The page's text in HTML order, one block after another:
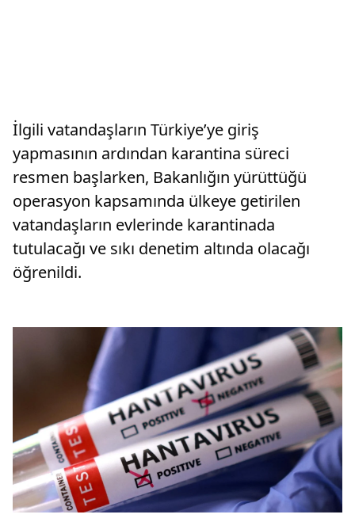
İlgili vatandaşların Türkiye’ye giriş
yapmasının ardından karantina süreci
resmen başlarken, Bakanlığın yürüttüğü
operasyon kapsamında ülkeye getirilen
vatandaşların evlerinde karantinada
tutulacağı ve sıkı denetim altında olacağı
öğrenildi.